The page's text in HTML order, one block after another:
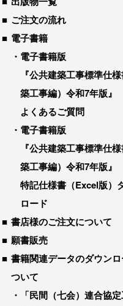
ご注文の流れ
電子書籍
電子書籍版
『公共建築工事標準仕
築工事編）令和7年版』
よくあるご質問
電子書籍版
『公共建築工事標準仕
築工事編）令和7年版』
特記仕様書（Excel版）
ロード
書店様のご注文について
願書販売
書籍関連データのダウン
ついて
「民間（七会）連合協